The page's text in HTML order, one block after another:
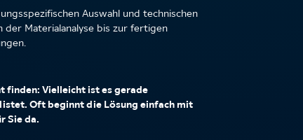
Auswahl und technischen
Materialanalyse bis zur fertigen
finden: Vielleicht ist es gerade
Oft beginnt die Lösung einfach mit
Sie da.